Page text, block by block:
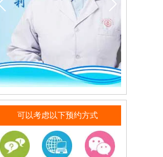
可以考虑以下预约方式